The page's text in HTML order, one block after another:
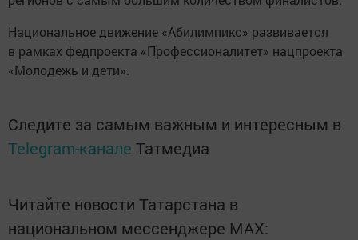
Национальное движение «Абилимпикс» развивается
в рамках федпроекта «Профессионалитет» нацпроекта
«Молодежь и дети».
Следите за самым важным и интересным в
Telegram-канале Татмедиа
Читайте новости Татарстана в
национальном мессенджере MАХ: